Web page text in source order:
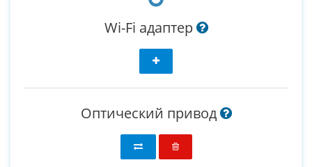
Wi-Fi адаптер
Оптический привод